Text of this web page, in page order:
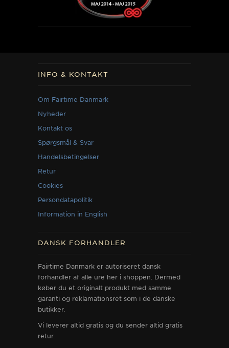
INFO & KONTAKT
Om Fairtime Danmark
Nyheder
Kontakt os
Spørgsmål & Svar
Handelsbetingelser
Retur
Cookies
Persondatapolitik
Information in English
DANSK FORHANDLER
Fairtime Danmark er autoriseret dansk
forhandler af alle ure her i shoppen. Dermed
køber du et originalt produkt med samme
garanti og reklamationsret som i de danske
butikker.
Vi leverer altid gratis og du sender altid gratis
retur.